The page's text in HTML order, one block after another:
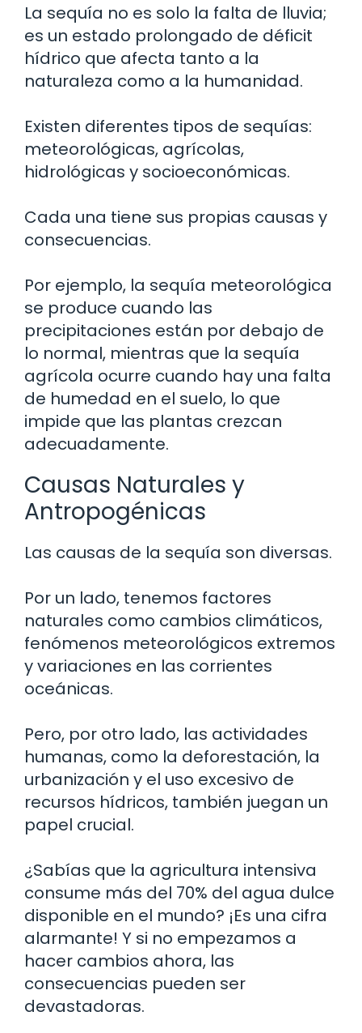
La sequía no es solo la falta de lluvia;
es un estado prolongado de déficit
hídrico que afecta tanto a la
naturaleza como a la humanidad.
Existen diferentes tipos de sequías:
meteorológicas, agrícolas,
hidrológicas y socioeconómicas.
Cada una tiene sus propias causas y
consecuencias.
Por ejemplo, la sequía meteorológica
se produce cuando las
precipitaciones están por debajo de
lo normal, mientras que la sequía
agrícola ocurre cuando hay una falta
de humedad en el suelo, lo que
impide que las plantas crezcan
adecuadamente.
Causas Naturales y
Antropogénicas
Las causas de la sequía son diversas.
Por un lado, tenemos factores
naturales como cambios climáticos,
fenómenos meteorológicos extremos
y variaciones en las corrientes
oceánicas.
Pero, por otro lado, las actividades
humanas, como la deforestación, la
urbanización y el uso excesivo de
recursos hídricos, también juegan un
papel crucial.
¿Sabías que la agricultura intensiva
consume más del 70% del agua dulce
disponible en el mundo? ¡Es una cifra
alarmante! Y si no empezamos a
hacer cambios ahora, las
consecuencias pueden ser
devastadoras.